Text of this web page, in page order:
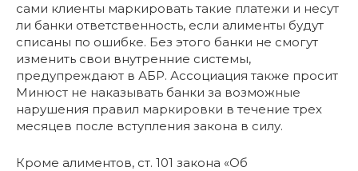
сами клиенты маркировать такие платежи и несут
ли банки ответственность, если алименты будут
списаны по ошибке. Без этого банки не смогут
изменить свои внутренние системы,
предупреждают в АБР. Ассоциация также просит
Минюст не наказывать банки за возможные
нарушения правил маркировки в течение трех
месяцев после вступления закона в силу.
Кроме алиментов, ст. 101 закона «Об